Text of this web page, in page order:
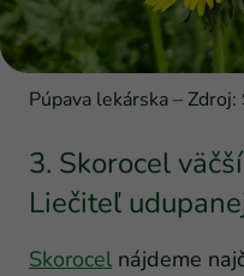
Púpava lekárska –
3. Skorocel
Liečiteľ
Skorocel nájdeme